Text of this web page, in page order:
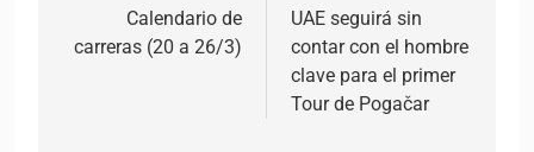
Calendario de
carreras (20 a 26/3)
UAE seguirá sin
contar con el hombre
clave para el primer
Tour de Pogačar